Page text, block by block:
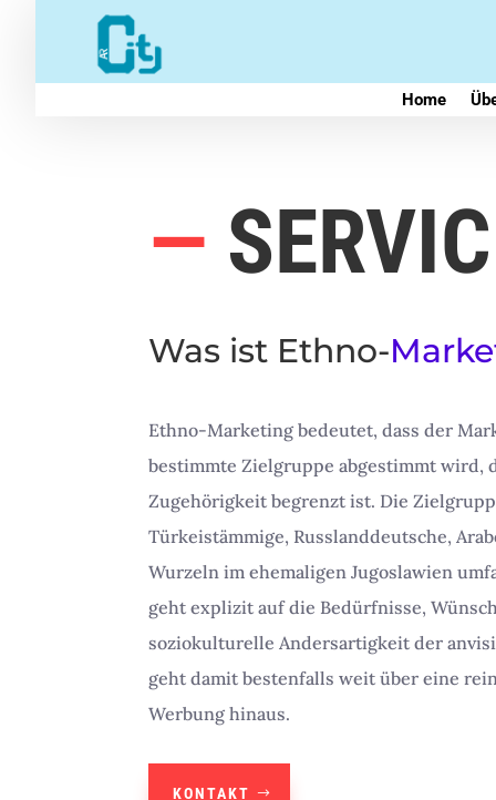
Home
—
Was ist Ethno-
Ethno-Marketing bedeutet, dass der
bestimmte Zielgruppe abgestimmt wird,
Zugehörigkeit begrenzt ist. Die
Türkeistämmige, Russlanddeutsche,
Wurzeln im ehemaligen Jugoslawien
geht explizit auf die Bedürfnisse,
soziokulturelle Andersartigkeit der
geht damit bestenfalls weit über eine
Werbung hinaus.
KONTAKT